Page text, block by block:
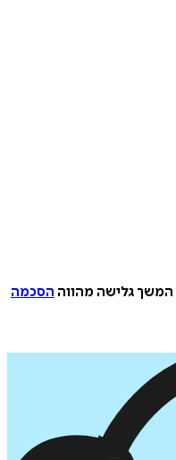
המשך גלישה מהווה הסכמה